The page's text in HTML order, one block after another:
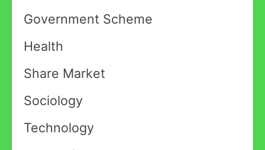
Government Scheme
Health
Share Market
Sociology
Technology